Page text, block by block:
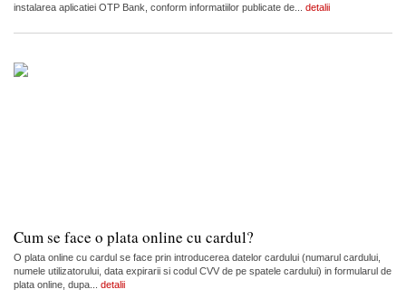
instalarea aplicatiei OTP Bank, conform informatiilor publicate de... detalii
Cum se face o plata online cu cardul?
O plata online cu cardul se face prin introducerea datelor cardului (numarul cardului,
numele utilizatorului, data expirarii si codul CVV de pe spatele cardului) in formularul de
plata online, dupa... detalii